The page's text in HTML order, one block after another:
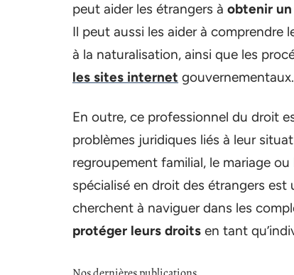
peut aider les étrangers à obtenir
Il peut aussi les aider à comprendre
à la naturalisation, ainsi que les
les sites internet gouvernementaux.
En outre, ce professionnel du droit
problèmes juridiques liés à leur
regroupement familial, le mariage
spécialisé en droit des étrangers
cherchent à naviguer dans les
protéger leurs droits en tant